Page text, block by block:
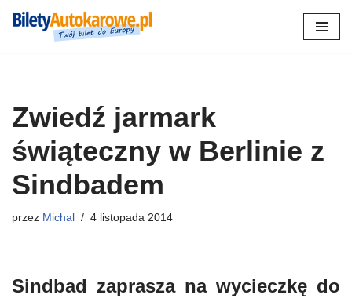
Zwiedź jarmark
świąteczny w Berlinie z
Sindbadem
przez Michal 4 listopada 2014
Sindbad zaprasza na wycieczkę do